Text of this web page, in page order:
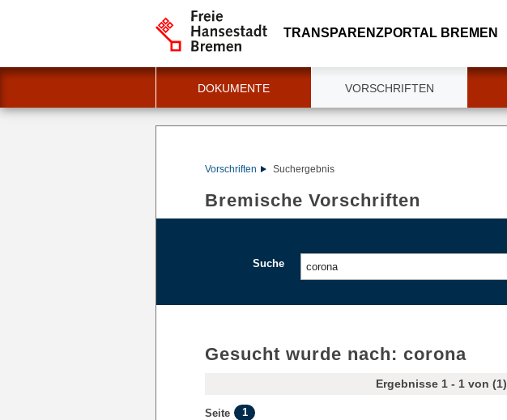
TRANSPARENZPORTAL BREMEN
DOKUMENTE VORSCHRIFTEN
Vorschriften Suchergebnis
Bremische Vorschriften
Suche
Gesucht wurde nach: corona
Ergebnisse 1 - 1 von (1)
Seite 1